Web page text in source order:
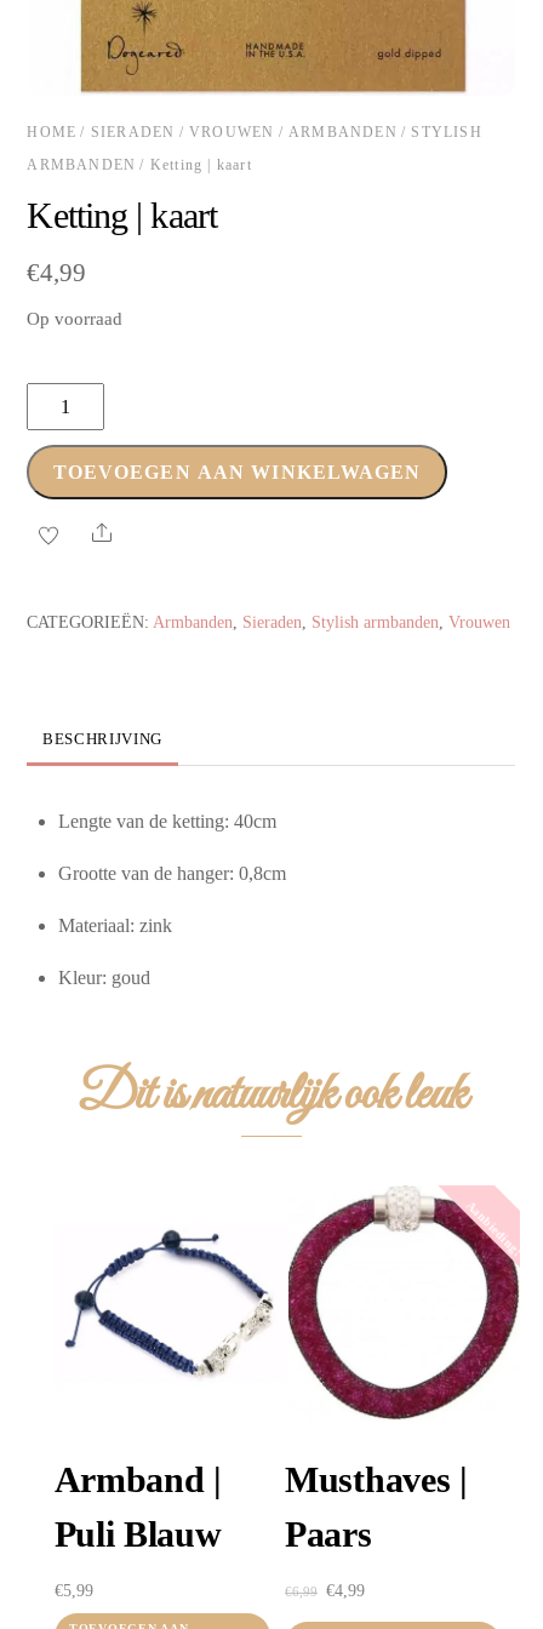
HOME / SIERADEN /VROUWEN / ARMBANDEN / STYLISH
ARMBANDEN / Ketting | kaart
Ketting | kaart
€4,99
Op voorraad
Ketting
|
kaart
aantal
TOEVOEGEN AAN WINKELWAGEN
Share
CATEGORIEËN:Armbanden, Sieraden, Stylish armbanden,Vrouwen
BESCHRIJVING
Lengte van de ketting: 40cm
Grootte van de hanger: 0,8cm
Materiaal: zink
Kleur: goud
Dit is natuurlijk ook leuk
Aanbieding!
Musthaves |
Paars
€6,99 Oorspronkelijke
prijs
€4,99Huidige
prijs
Armband |
Puli Blauw
€5,99